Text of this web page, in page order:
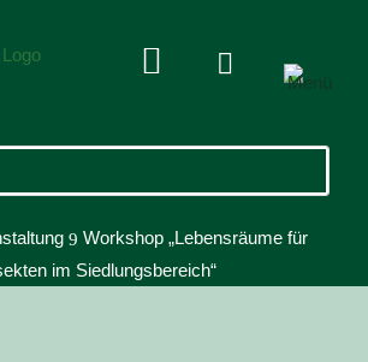
 
9 Workshop „Lebensräume für
im Siedlungsbereich“